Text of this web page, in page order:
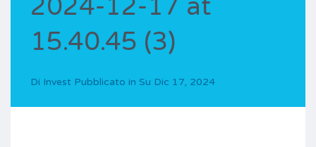
2024-12-17 at
15.40.45 (3)
Di Invest Pubblicato in Su Dic 17, 2024